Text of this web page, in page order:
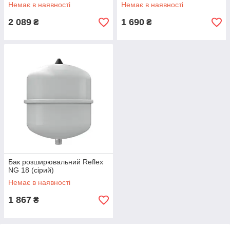
Немає в наявності
2 089 ₴
Немає в наявності
1 690 ₴
Бак розширювальний Reflex
NG 18 (сірий)
Немає в наявності
1 867 ₴